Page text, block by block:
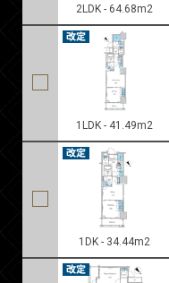
2LDK - 64.68m2
1LDK - 41.49m2
1DK - 34.44m2